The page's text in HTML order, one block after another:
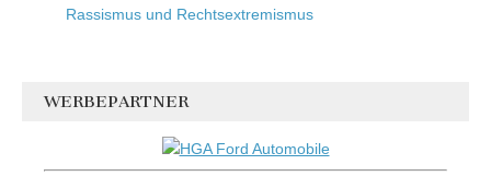
Rassismus und Rechtsextremismus
WERBEPARTNER